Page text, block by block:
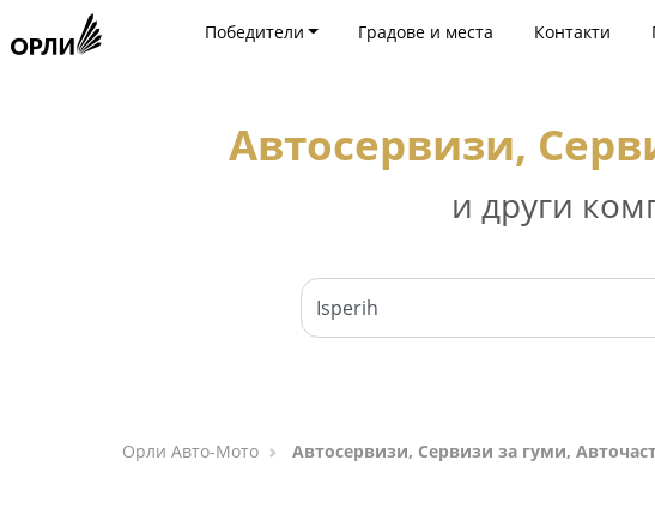
Победители Градове и места Контакти
Автосервизи,
и други
Орли Aвто-Mото Автосервизи, Сервизи за гуми,